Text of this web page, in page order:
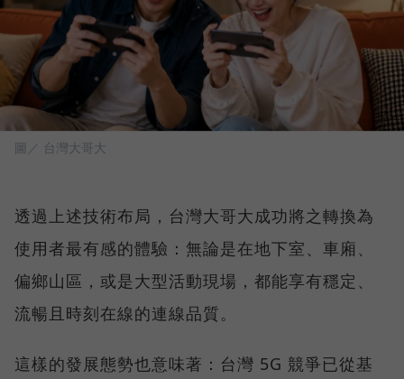
圖／ 台灣大哥大
透過上述技術布局，台灣大哥大成功將之轉換為
使用者最有感的體驗：無論是在地下室、車廂、
偏鄉山區，或是大型活動現場，都能享有穩定、
流暢且時刻在線的連線品質。
這樣的發展態勢也意味著：台灣 5G 競爭已從基